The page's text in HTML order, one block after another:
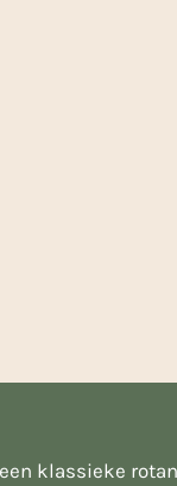
klassieke